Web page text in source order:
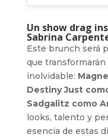
Un show drag
Sabrina
Este brunch será
que
inolvidable:
Destiny Just
Sadgalitz como
looks, talento y
esencia de estas